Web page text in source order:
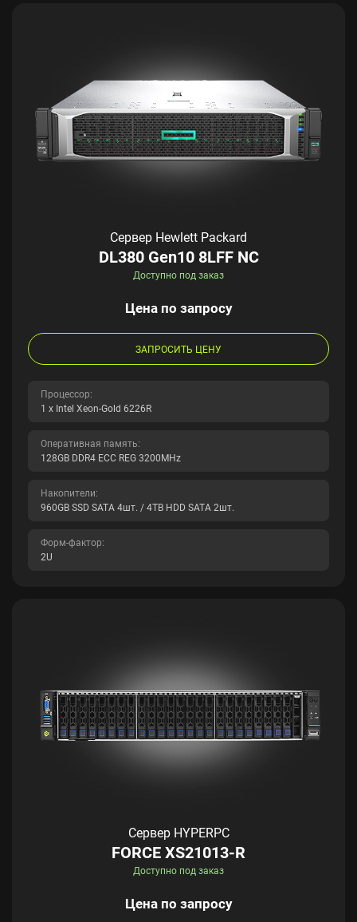
Сервер Hewlett Packard
DL380 Gen10 8LFF NC
Доступно под заказ
Цена по запросу
ЗАПРОСИТЬ ЦЕНУ
Процессор:
1 x Intel Xeon-Gold 6226R
Оперативная память:
128GB DDR4 ECC REG 3200MHz
Накопители:
960GB SSD SATA 4шт. / 4TB HDD SATA 2шт.
Форм-фактор:
2U
Сервер HYPERPC
FORCE XS21013-R
Доступно под заказ
Цена по запросу